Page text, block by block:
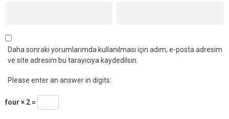
Daha sonraki yorumlarımda kullanılması için adım, e-posta adresim
ve site adresim bu tarayıcıya kaydedilsin.
Please enter an answer in digits:
four × 2 =